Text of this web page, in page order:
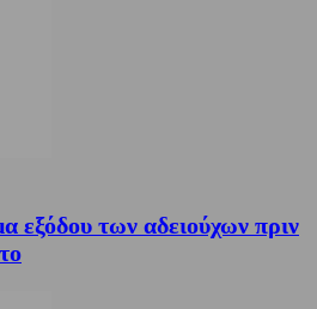
εξόδου των αδειούχων πριν